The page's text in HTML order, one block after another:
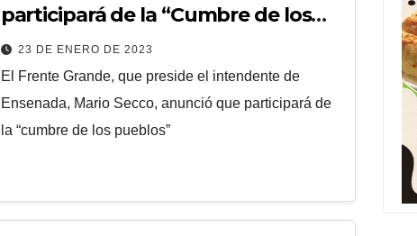
participará de la “Cumbre de los
Pueblos”
23 DE ENERO DE 2023
El Frente Grande, que preside el intendente de
Ensenada, Mario Secco, anunció que participará de
la “cumbre de los pueblos”